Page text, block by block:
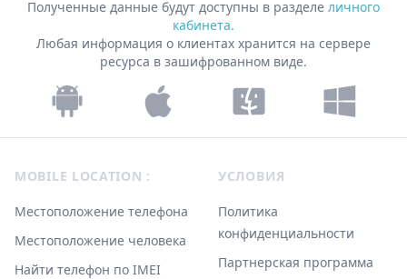
Полученные данные будут доступны в разделе личного
кабинета.
Любая информация о клиентах хранится на сервере
ресурса в зашифрованном виде.
MOBILE LOCATION :
Местоположение телефона
Местоположение человека
Найти телефон по IMEI
УСЛОВИЯ
Политика
конфиденциальности
Партнерская программа